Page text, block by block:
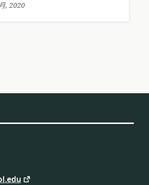
, 2020